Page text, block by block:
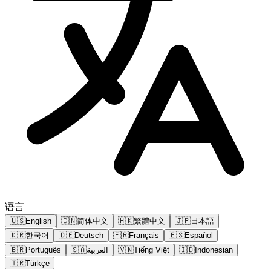
语言
🇺🇸English 🇨🇳简体中文 🇭🇰繁體中文 🇯🇵日本語
🇰🇷한국어 🇩🇪Deutsch 🇫🇷Français 🇪🇸Español
🇧🇷Português 🇸🇦العربية 🇻🇳Tiếng Việt 🇮🇩Indonesian
🇹🇷Türkçe